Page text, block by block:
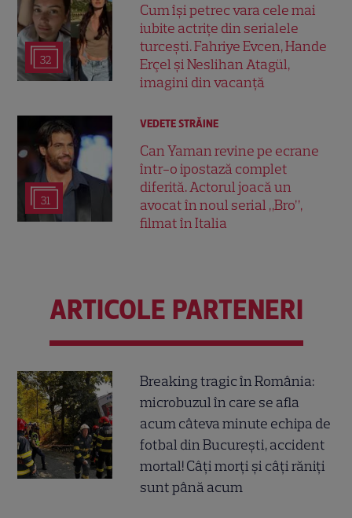
32
Cum își petrec vara cele mai
iubite actrițe din serialele
turcești. Fahriye Evcen, Hande
Erçel și Neslihan Atagül,
imagini din vacanță
31
VEDETE STRĂINE
Can Yaman revine pe ecrane
într-o ipostază complet
diferită. Actorul joacă un
avocat în noul serial „Bro”,
filmat în Italia
ARTICOLE PARTENERI
Breaking tragic în România:
microbuzul în care se afla
acum câteva minute echipa de
fotbal din București, accident
mortal! Câți morți și câți răniți
sunt până acum